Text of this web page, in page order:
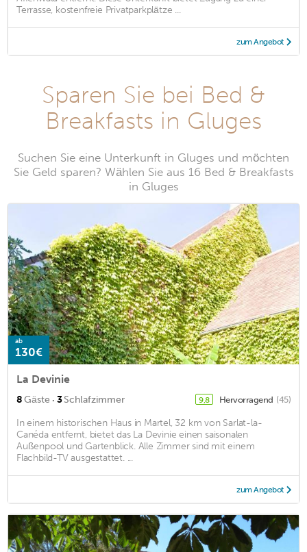
Terrasse, kostenfreie Privatparkplätze ...
zum Angebot
Sparen Sie bei Bed &
Breakfasts in Gluges
Suchen Sie eine Unterkunft in Gluges und möchten
Sie Geld sparen? Wählen Sie aus 16 Bed & Breakfasts
in Gluges
ab
130€
La Devinie
8Gäste · 3Schlafzimmer 9,8 Hervorragend (45)
In einem historischen Haus in Martel, 32 km von Sarlat-la-
Canéda entfernt, bietet das La Devinie einen saisonalen
Außenpool und Gartenblick. Alle Zimmer sind mit einem
Flachbild-TV ausgestattet. ...
zum Angebot